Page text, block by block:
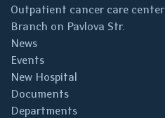
Outpatient cancer care center
Branch on Pavlova Str.
News
Events
New Hospital
Documents
Departments